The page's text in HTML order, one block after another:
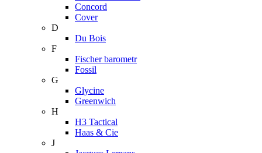
Concord
Cover
D
Du Bois
F
Fischer barometr
Fossil
G
Glycine
Greenwich
H
H3 Tactical
Haas & Cie
J